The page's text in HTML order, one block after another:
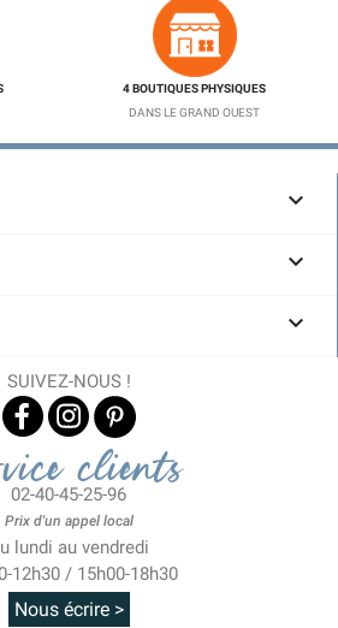
4 BOUTIQUES PHYSIQUES
DANS LE GRAND OUEST



SUIVEZ-NOUS !
clients
02-40-45-25-96
Prix d'un appel local
lundi au vendredi
12h30 / 15h00-18h30
Nous écrire >